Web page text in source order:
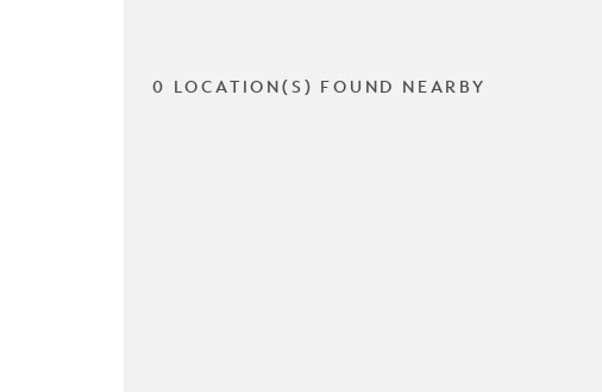
0 LOCATION(S) FOUND NEARBY